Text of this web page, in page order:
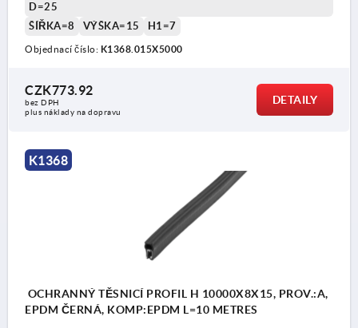
D=25
ŠÍŘKA=8
VÝŠKA=15 H1=7
Objednací číslo: K1368.015X5000
CZK773.92
bez DPH
plus náklady na dopravu
DETAILY
K1368
OCHRANNÝ TĚSNICÍ PROFIL H 10000X8X15, PROV.:A,
EPDM ČERNÁ, KOMP:EPDM L=10 METRES